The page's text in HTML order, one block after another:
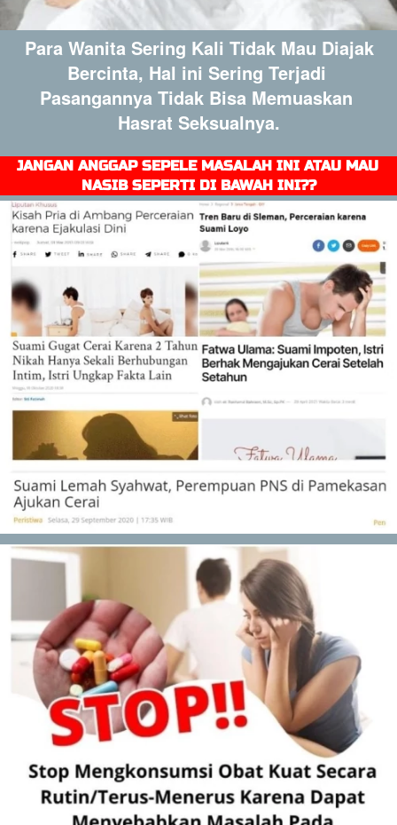
Bercinta, Hal ini Sering Terjadi
Pasangannya Tidak Bisa Memuaskan
Hasrat Seksualnya.
JANGAN ANGGAP SEPELE MASALAH INI ATAU MAU
NASIB SEPERTI DI BAWAH INI??